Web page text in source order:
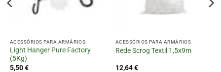
ACESSÓRIOS PARA ARMÁRIOS
Light Hanger Pure Factory
(5Kg)
5,50€
ACESSÓRIOS PARA ARMÁRIOS
Rede Scrog Textil 1,5x9m
12,64€